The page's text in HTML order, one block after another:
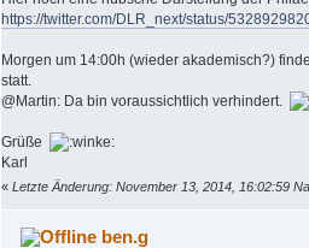
https://twitter.com/DLR_next/status/
Morgen um 14:00h (wieder akademisch?)
statt.
@Martin: Da bin voraussichtlich verhindert.
Grüße
Karl
« Letzte Änderung: November 13, 2014, 16:02:59
ben.g